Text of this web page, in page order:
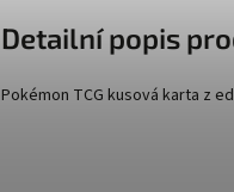
Detailní popis
Pokémon TCG kusová karta z